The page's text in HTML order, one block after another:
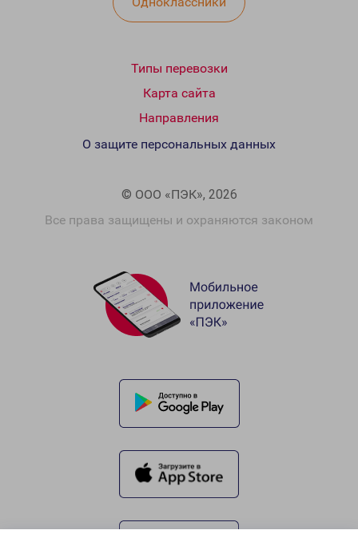
Типы перевозки
Карта сайта
Направления
© ООО «ПЭК», 2026
Все права защищены и охраняются законом
О защите персональных данных